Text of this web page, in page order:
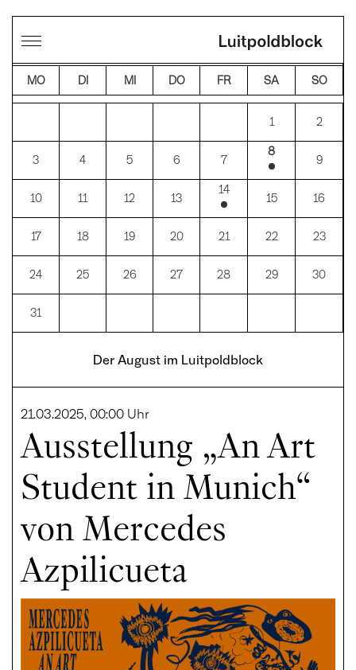
21.03.2025, 00:00 Uhr
Ausstellung „An Art
Student in Munich“
von Mercedes
Azpilicueta
MO DI MI DO FR SA SO
1 2
3 4 5 6 7
8
9
10 11 12 13
14
15 16
17 18 19 20 21 22 23
24 25 26 27 28 29 30
31
Der August im Luitpoldblock